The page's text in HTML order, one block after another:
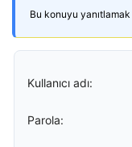
Bu konuyu yanıtlamak
Kullanıcı adı:
Parola: